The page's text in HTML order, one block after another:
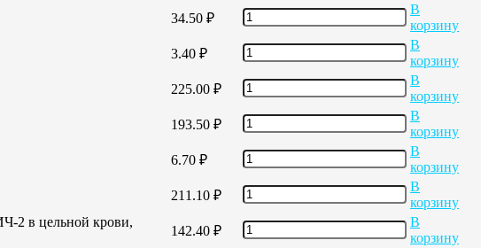
34.50 ₽
В
корзину
3.40 ₽
В
корзину
225.00 ₽
В
корзину
193.50 ₽
В
корзину
6.70 ₽
В
корзину
211.10 ₽
В
корзину
2 в цельной крови,
142.40 ₽
В
корзину